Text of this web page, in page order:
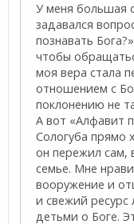
У меня большая
задавался
познавать
чтобы
моя вера стала
отношением с
поклонению не
А вот «Алфавит
Сологуба прямо
он пережил сам,
семье. Мне
вооружение и
и свежий ресурс
детьми о Боге.